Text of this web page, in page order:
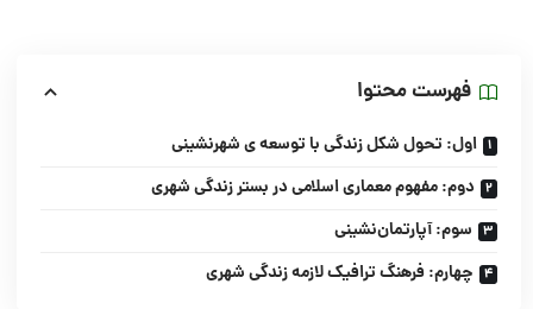
فهرست محتوا
اول: تحول شکل زندگی با توسعه ی شهرنشینی
دوم: مفهوم معماری اسلامی در بستر زندگی شهری
سوم: آپارتمان‌نشینی
چهارم: فرهنگ ترافیک لازمه زندگی شهری